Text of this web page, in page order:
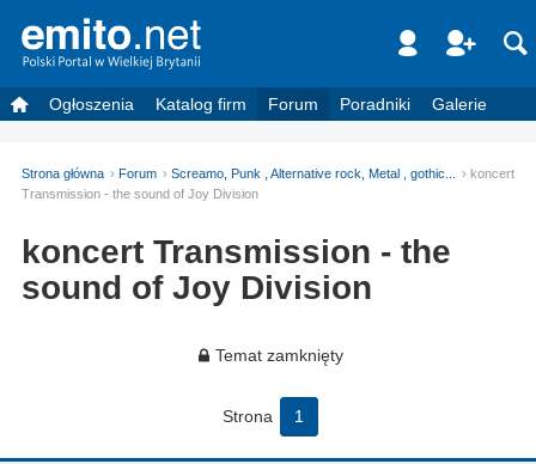
Ogłoszenia Katalog firm Forum Poradniki Galerie
Strona główna Forum Screamo, Punk , Alternative rock, Metal , gothic...
koncert
Transmission - the sound of Joy Division
koncert Transmission - the
sound of Joy Division
Temat zamknięty
Strona 1